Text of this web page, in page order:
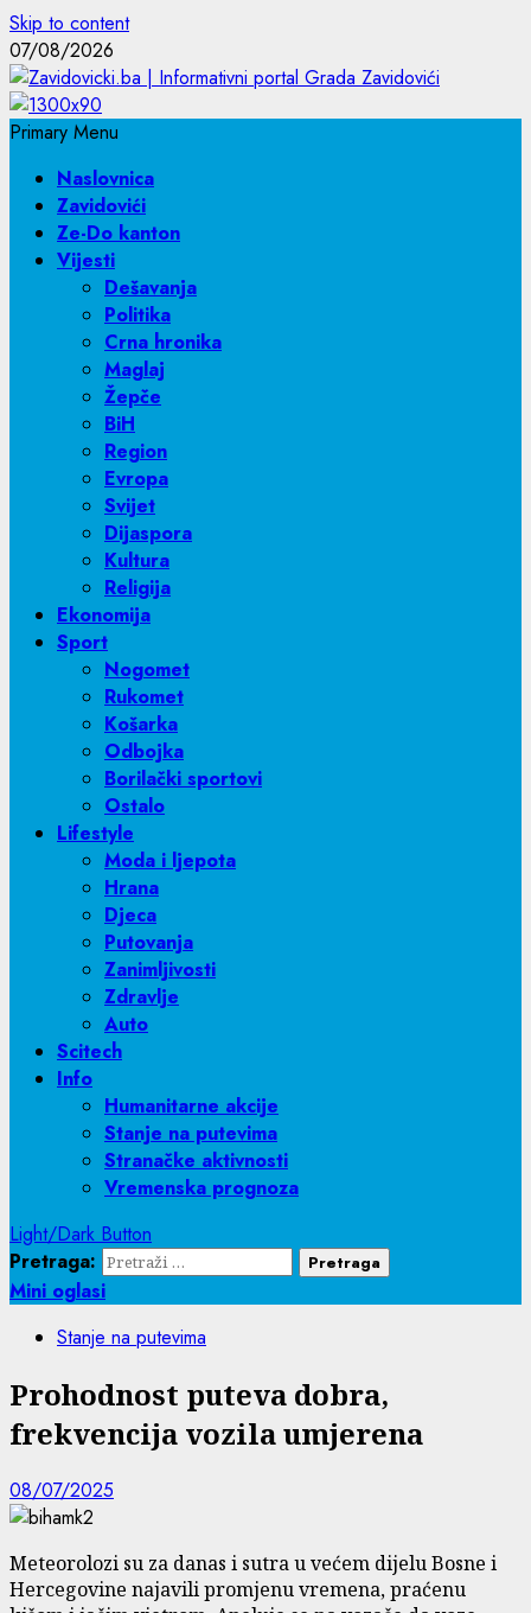
Skip to content
07/08/2026
Primary Menu
Naslovnica
Zavidovići
Ze-Do kanton
Vijesti
Dešavanja
Politika
Crna hronika
Maglaj
Žepče
BiH
Region
Evropa
Svijet
Dijaspora
Kultura
Religija
Ekonomija
Sport
Nogomet
Rukomet
Košarka
Odbojka
Borilački sportovi
Ostalo
Lifestyle
Moda i ljepota
Hrana
Djeca
Putovanja
Zanimljivosti
Zdravlje
Auto
Scitech
Info
Humanitarne akcije
Stanje na putevima
Stranačke aktivnosti
Vremenska prognoza
Light/Dark Button
Pretraga:
Mini oglasi
Stanje na putevima
Prohodnost puteva dobra,
frekvencija vozila umjerena
08/07/2025
Meteorolozi su za danas i sutra u većem dijelu Bosne i
Hercegovine najavili promjenu vremena, praćenu